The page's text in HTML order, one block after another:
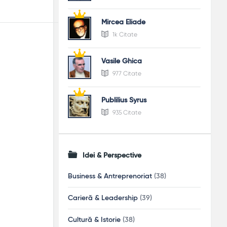
Mircea Eliade
1k Citate
Vasile Ghica
977 Citate
Publilius Syrus
935 Citate
Idei & Perspective
Business & Antreprenoriat (38)
Carieră & Leadership (39)
Cultură & Istorie (38)